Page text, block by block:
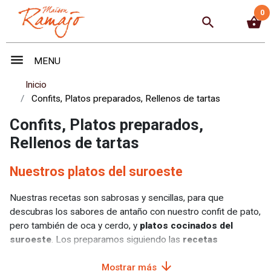
search shopping_basket
0
menu MENU
Inicio
Confits, Platos preparados, Rellenos de tartas
Confits, Platos preparados,
Rellenos de tartas
Nuestros platos del suroeste
Nuestras recetas son sabrosas y sencillas, para que
descubras los sabores de antaño con nuestro confit de pato,
pero también de oca y cerdo, y platos cocinados del
suroeste. Los preparamos siguiendo las recetas
calidad y patos y ocas de nuestra granja familiar. Deguste
Mostrar más arrow_downward